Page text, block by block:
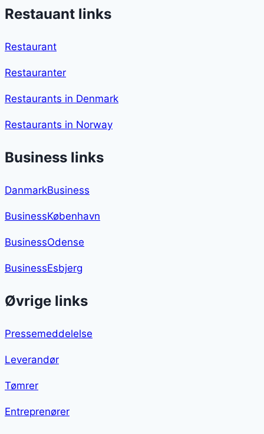
Restauant links
Restaurant
Restauranter
Restaurants in Denmark
Restaurants in Norway
Business links
DanmarkBusiness
BusinessKøbenhavn
BusinessOdense
BusinessEsbjerg
Øvrige links
Pressemeddelelse
Leverandør
Tømrer
Entreprenører